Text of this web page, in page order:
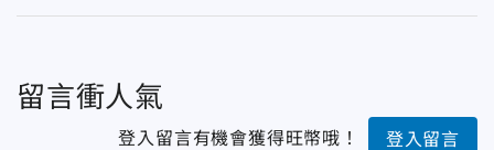
留言衝人氣
登入留言有機會獲得旺幣哦！ 登入留言